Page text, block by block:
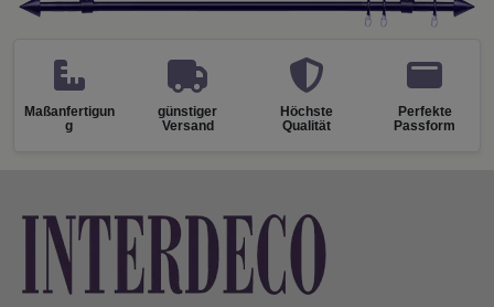
Maßanfertigun
g
günstiger
Versand
Höchste
Qualität
Perfekte
Passform